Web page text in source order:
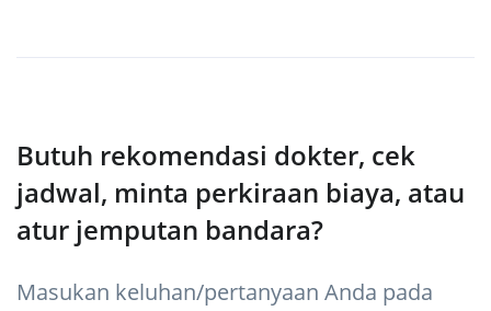
Butuh rekomendasi dokter, cek
jadwal, minta perkiraan biaya, atau
atur jemputan bandara?
Masukan keluhan/pertanyaan Anda pada